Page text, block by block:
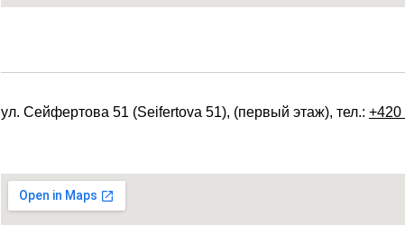
ул. Сейфертова 51 (Seifertova 51), (первый этаж), тел.: +420